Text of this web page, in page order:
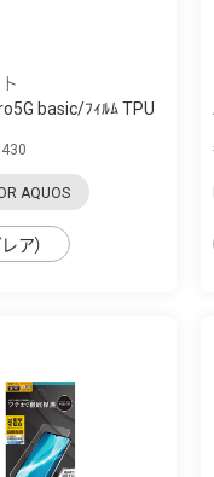
basic/ﾌｨﾙﾑ TPU
AQUOS
ア）